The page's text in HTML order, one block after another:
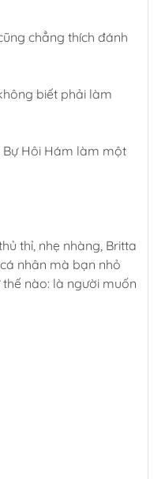
chẳng thích đánh
biết phải làm
Hôi Hám làm một
thỉ, nhẹ nhàng, Britta
nhân mà bạn nhỏ
nào: là người muốn